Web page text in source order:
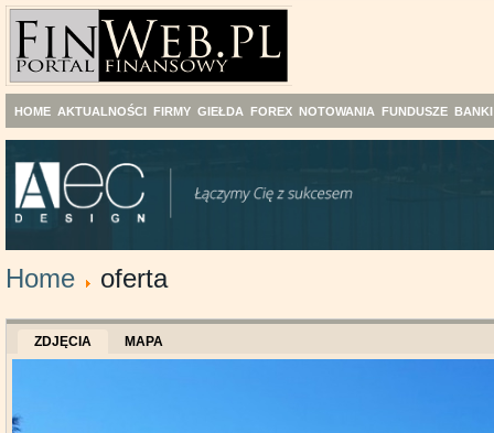
HOME AKTUALNOŚCI FIRMY GIEŁDA FOREX NOTOWANIA FUNDUSZE BANKI
Home oferta
ZDJĘCIA MAPA